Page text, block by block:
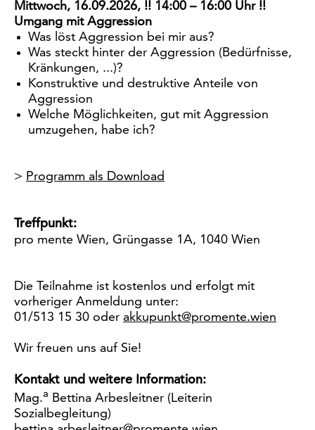
Mittwoch, 16.09.2026, !! 14:00 – 16:00 Uhr !!
Umgang mit Aggression
Was löst Aggression bei mir aus?
Was steckt hinter der Aggression (Bedürfnisse,
Kränkungen, ...)?
Konstruktive und destruktive Anteile von
Aggression
Welche Möglichkeiten, gut mit Aggression
umzugehen, habe ich?
> Programm als Download
Treffpunkt:
pro mente Wien, Grüngasse 1A, 1040 Wien
Die Teilnahme ist kostenlos und erfolgt mit
vorheriger Anmeldung unter:
01/513 15 30 oder akkupunkt@promente.wien
Wir freuen uns auf Sie!
Kontakt und weitere Information:
Mag.a Bettina Arbesleitner (Leiterin
Sozialbegleitung)